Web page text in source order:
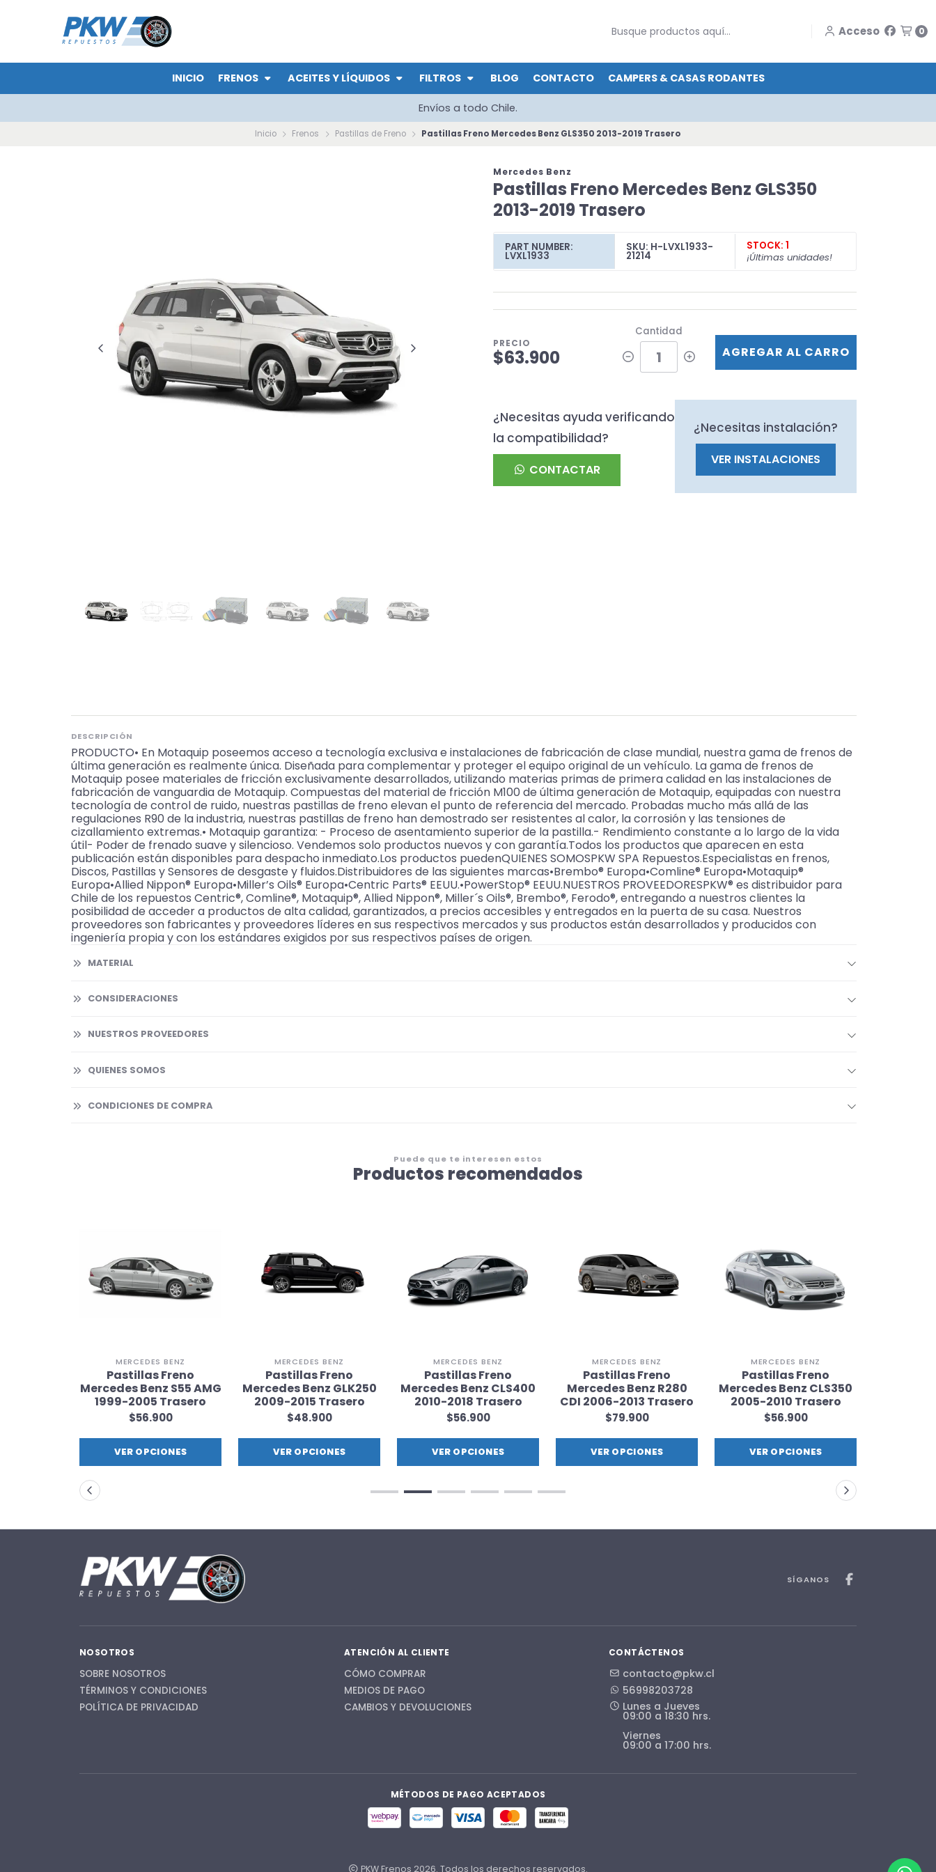
Acceso 0
INICIO FRENOS ACEITES Y LÍQUIDOS FILTROS BLOG CONTACTO CAMPERS & CASAS RODANTES
Envíos a todo Chile.
Inicio Frenos Pastillas de Freno Pastillas Freno Mercedes Benz GLS350 2013-2019 Trasero
Mercedes Benz
Pastillas Freno Mercedes Benz GLS350
2013-2019 Trasero
PART NUMBER:
LVXL1933
SKU: H-LVXL1933-
21214
STOCK: 1
¡Últimas unidades!
PRECIO
$63.900
Cantidad
AGREGAR AL CARRO
¿Necesitas ayuda verificando
la compatibilidad?
CONTACTAR
¿Necesitas instalación?
VER INSTALACIONES
DESCRIPCIÓN
PRODUCTO• En Motaquip poseemos acceso a tecnología exclusiva e instalaciones de fabricación de clase mundial, nuestra gama de frenos de
última generación es realmente única. Diseñada para complementar y proteger el equipo original de un vehículo. La gama de frenos de
Motaquip posee materiales de fricción exclusivamente desarrollados, utilizando materias primas de primera calidad en las instalaciones de
fabricación de vanguardia de Motaquip. Compuestas del material de fricción M100 de última generación de Motaquip, equipadas con nuestra
tecnología de control de ruido, nuestras pastillas de freno elevan el punto de referencia del mercado. Probadas mucho más allá de las
regulaciones R90 de la industria, nuestras pastillas de freno han demostrado ser resistentes al calor, la corrosión y las tensiones de
cizallamiento extremas.• Motaquip garantiza: - Proceso de asentamiento superior de la pastilla.- Rendimiento constante a lo largo de la vida
útil- Poder de frenado suave y silencioso. Vendemos solo productos nuevos y con garantía.Todos los productos que aparecen en esta
publicación están disponibles para despacho inmediato.Los productos puedenQUIENES SOMOSPKW SPA Repuestos.Especialistas en frenos,
Discos, Pastillas y Sensores de desgaste y fluidos.Distribuidores de las siguientes marcas•Brembo® Europa•Comline® Europa•Motaquip®
Europa•Allied Nippon® Europa•Miller’s Oils® Europa•Centric Parts® EEUU.•PowerStop® EEUU.NUESTROS PROVEEDORESPKW® es distribuidor para
Chile de los repuestos Centric®, Comline®, Motaquip®, Allied Nippon®, Miller´s Oils®, Brembo®, Ferodo®, entregando a nuestros clientes la
posibilidad de acceder a productos de alta calidad, garantizados, a precios accesibles y entregados en la puerta de su casa. Nuestros
proveedores son fabricantes y proveedores líderes en sus respectivos mercados y sus productos están desarrollados y producidos con
ingeniería propia y con los estándares exigidos por sus respectivos países de origen.
MATERIAL
CONSIDERACIONES
NUESTROS PROVEEDORES
QUIENES SOMOS
CONDICIONES DE COMPRA
Puede que te interesen estos
Productos recomendados
MERCEDES BENZ
Pastillas Freno
Mercedes Benz S55 AMG
1999-2005 Trasero
$56.900
VER OPCIONES
MERCEDES BENZ
Pastillas Freno
Mercedes Benz GLK250
2009-2015 Trasero
$48.900
VER OPCIONES
MERCEDES BENZ
Pastillas Freno
Mercedes Benz CLS400
2010-2018 Trasero
$56.900
VER OPCIONES
MERCEDES BENZ
Pastillas Freno
Mercedes Benz R280
CDI 2006-2013 Trasero
$79.900
VER OPCIONES
MERCEDES BENZ
Pastillas Freno
Mercedes Benz CLS350
2005-2010 Trasero
$56.900
VER OPCIONES
SÍGANOS
NOSOTROS
SOBRE NOSOTROS
TÉRMINOS Y CONDICIONES
POLÍTICA DE PRIVACIDAD
ATENCIÓN AL CLIENTE
CÓMO COMPRAR
MEDIOS DE PAGO
CAMBIOS Y DEVOLUCIONES
CONTÁCTENOS
contacto@pkw.cl
56998203728
Lunes a Jueves
09:00 a 18:30 hrs.
Viernes
09:00 a 17:00 hrs.
MÉTODOS DE PAGO ACEPTADOS
PKW Frenos 2026. Todos los derechos reservados.